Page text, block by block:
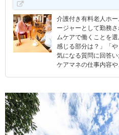
介護付き有料老人ホ
ージャーとして勤務
ムケアで働くことを
感じる部分は？」「
気になる質問に回答
ケアマネの仕事内容